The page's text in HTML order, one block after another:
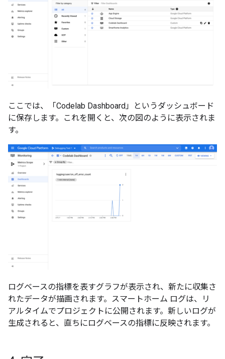
ここでは、「Codelab Dashboard」というダッシュボード
に保存します。これを開くと、次の図のように表示されま
す。
ログベースの指標を表すグラフが表示され、新たに収集さ
れたデータが描画されます。スマートホーム ログは、リ
アルタイムでプロジェクトに公開されます。新しいログが
生成されると、直ちにログベースの指標に反映されます。